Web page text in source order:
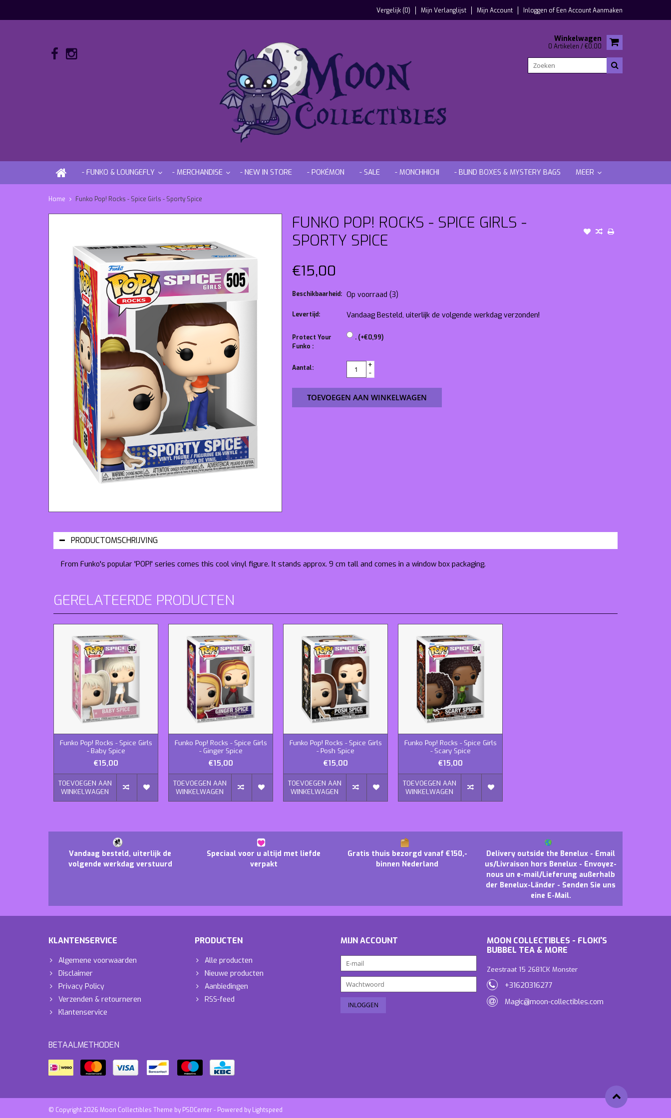
Vergelijk (0) Mijn Verlanglijst Mijn Account Inloggen ofEen Account Aanmaken
Winkelwagen
0 Artikelen / €0,00
- FUNKO & LOUNGEFLY - MERCHANDISE - NEW IN STORE - POKÉMON - SALE - MONCHHICHI - BLIND BOXES & MYSTERY BAGS MEER
Home Funko Pop! Rocks - Spice Girls - Sporty Spice
FUNKO POP! ROCKS - SPICE GIRLS -
SPORTY SPICE
€15,00
Beschikbaarheid: Op voorraad (3)
Levertijd: Vandaag Besteld, uiterlijk de volgende werkdag verzonden!
Protect Your
Funko :
. (+€0,99)
Aantal:
+
-
TOEVOEGEN AAN WINKELWAGEN
PRODUCTOMSCHRIJVING
From Funko's popular 'POP!' series comes this cool vinyl figure. It stands approx. 9 cm tall and comes in a window box packaging.
GERELATEERDE PRODUCTEN
Funko Pop! Rocks - Spice Girls
- Baby Spice
€15,00
TOEVOEGEN AAN
WINKELWAGEN
Funko Pop! Rocks - Spice Girls
- Ginger Spice
€15,00
TOEVOEGEN AAN
WINKELWAGEN
Funko Pop! Rocks - Spice Girls
- Posh Spice
€15,00
TOEVOEGEN AAN
WINKELWAGEN
Funko Pop! Rocks - Spice Girls
- Scary Spice
€15,00
TOEVOEGEN AAN
WINKELWAGEN
Vandaag besteld, uiterlijk de
volgende werkdag verstuurd
Speciaal voor u altijd met liefde
verpakt
Gratis thuis bezorgd vanaf €150,-
binnen Nederland
Delivery outside the Benelux - Email
us/Livraison hors Benelux - Envoyez-
nous un e-mail/Lieferung außerhalb
der Benelux-Länder - Senden Sie uns
eine E-Mail.
KLANTENSERVICE
Algemene voorwaarden
Disclaimer
Privacy Policy
Verzenden & retourneren
Klantenservice
PRODUCTEN
Alle producten
Nieuwe producten
Aanbiedingen
RSS-feed
MIJN ACCOUNT
MOON COLLECTIBLES - FLOKI'S
BUBBEL TEA & MORE
Zeestraat 15 2681CK Monster
+31620316277
Magic@moon-collectibles.com
BETAALMETHODEN
© Copyright 2026 Moon Collectibles Theme by PSDCenter- Powered by Lightspeed